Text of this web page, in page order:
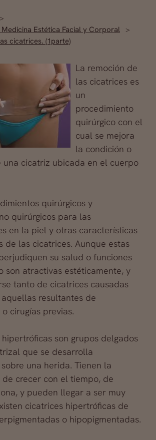
Medicina Estética Facial y Corporal
cicatrices. (1parte)
La remoción de
las cicatrices es
un
procedimiento
quirúrgico con el
cual se mejora
la condición o
una cicatriz ubicada en el cuerpo
quirúrgicos y
quirúrgicos para las
en la piel y otras características
de las cicatrices. Aunque estas
su salud o funciones
son atractivas estéticamente, y
tanto de cicatrices causadas
resultantes de
cirugías previas.
son grupos delgados
que se desarrolla
una herida. Tienen la
crecer con el tiempo, de
y pueden llegar a ser muy
cicatrices hipertróficas de
o hipopigmentadas.